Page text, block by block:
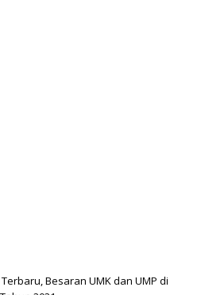
Terbaru, Besaran UMK dan UMP di